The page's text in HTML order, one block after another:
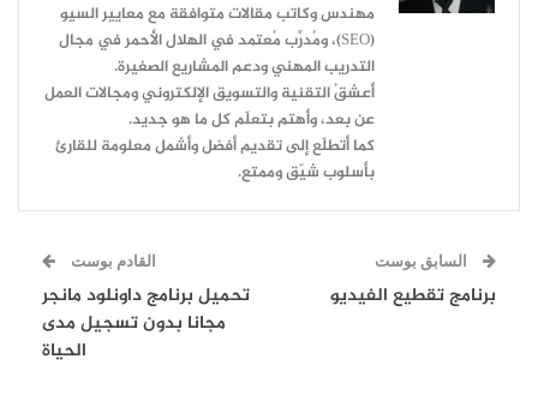
مهندس وكاتب مقالات متوافقة مع معايير السيو
(SEO)، ومُدرِّب مُعتمد في الهلال الأحمر في مجال
التدريب المهني ودعم المشاريع الصغيرة.
أعشقُ التقنية والتسويق الإلكتروني ومجالات العمل
عن بعد، وأهتم بتعلّم كل ما هو جديد.
كما أتطلّع إلى تقديم أفضل وأشمل معلومة للقارئ
بأسلوب شيّق وممتع.
السابق بوست
برنامج تقطيع الفيديو
القادم بوست
تحميل برنامج داونلود مانجر
مجانا بدون تسجيل مدى
الحياة